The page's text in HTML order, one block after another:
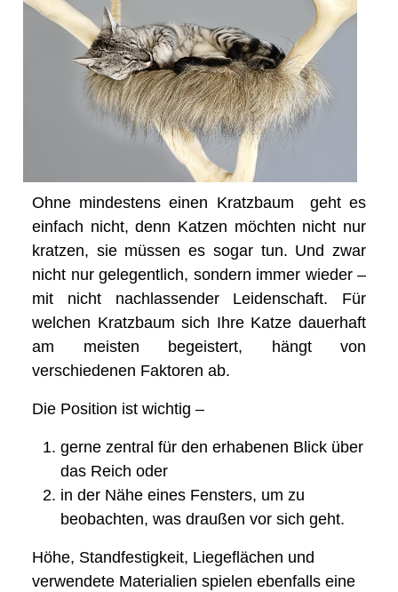
Ohne mindestens einen Kratzbaum geht es
einfach nicht, denn Katzen möchten nicht nur
kratzen, sie müssen es sogar tun. Und zwar
nicht nur gelegentlich, sondern immer wieder –
mit nicht nachlassender Leidenschaft. Für
welchen Kratzbaum sich Ihre Katze dauerhaft
am meisten begeistert, hängt von
verschiedenen Faktoren ab.
Die Position ist wichtig –
gerne zentral für den erhabenen Blick über
das Reich oder
in der Nähe eines Fensters, um zu
beobachten, was draußen vor sich geht.
Höhe, Standfestigkeit, Liegeflächen und
verwendete Materialien spielen ebenfalls eine